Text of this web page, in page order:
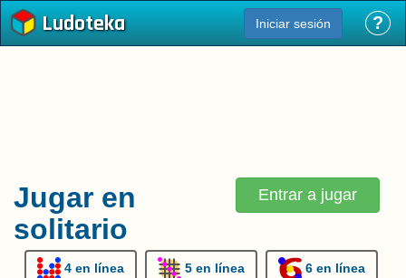
Ludoteka Iniciar sesión ?
Entrar a jugar
Jugar en
solitario
4 en línea 5 en línea 6 en línea